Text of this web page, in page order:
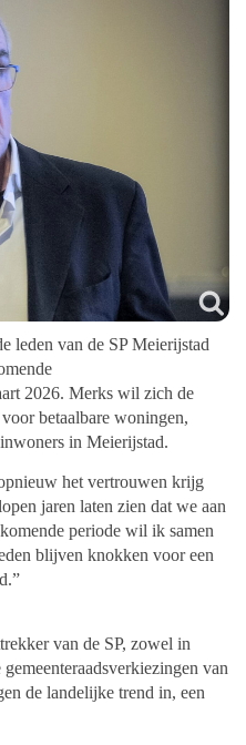
leden van de SP Meierijstad
2026. Merks wil zich de
betaalbare woningen,
in Meierijstad.
het vertrouwen krijg
jaren laten zien dat we aan
periode wil ik samen
blijven knokken voor een
van de SP, zowel in
van
de landelijke trend in, een